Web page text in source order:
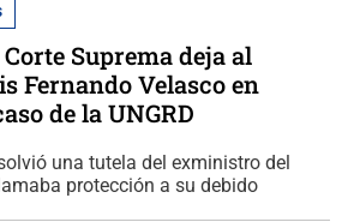
Suprema deja al
Fernando Velasco en
de la UNGRD
una tutela del exministro del
protección a su debido